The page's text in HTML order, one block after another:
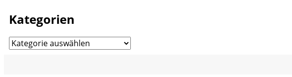
Kategorien
Kategorien